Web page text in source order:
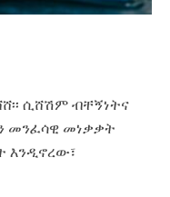
ሲሸሽም ብቸኝነትና
መንፈሳዊ መነቃቃት
እንዲኖረው፣